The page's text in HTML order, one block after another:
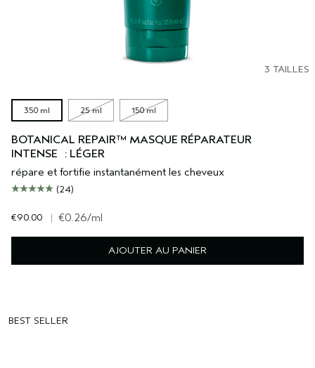
3 TAILLES
350 ml 25 ml 150 ml
BOTANICAL REPAIR™ MASQUE RÉPARATEUR
INTENSE : LÉGER
répare et fortifie instantanément les cheveux
(24)
€90.00 | €0.26/ml
AJOUTER AU PANIER
BEST SELLER